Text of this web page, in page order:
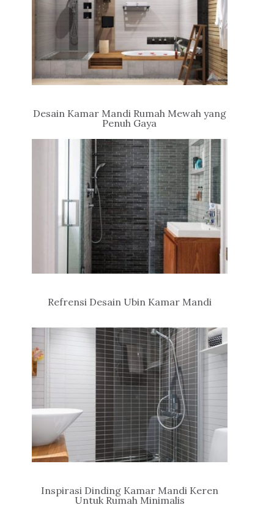
Desain Kamar Mandi Rumah Mewah yang
Penuh Gaya
Refrensi Desain Ubin Kamar Mandi
Inspirasi Dinding Kamar Mandi Keren
Untuk Rumah Minimalis